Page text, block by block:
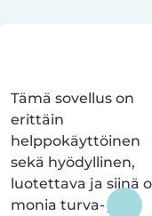
Tämä sovellus on
erittäin
helppokäyttöinen
sekä hyödyllinen,
luotettava ja siinä
monia turva- ja